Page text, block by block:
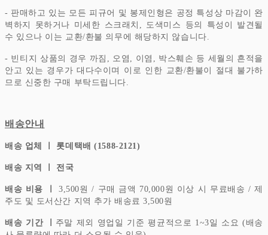
- 판매하고 있는 모든 피규어 및 봉제인형은 공정 특성상 마감이 완
벽하지 못하거나 미세한 스크래치, 도색미스 등의 특성이 발견될
수 있으나 이는 교환/환불 의무에 해당하지 않습니다.
- 빈티지 상품의 경우 까짐, 오염, 이염, 박스훼손 등 세월의 흔적을
안고 있는 경우가 대다수이며 이로 인한 교환/환불이 절대 불가하
므로 신중한 구매 부탁드립니다.
배송안내
배송 업체 ㅣ 롯데택배 (1588-2121)
배송 지역 ㅣ 전국
배송 비용 ㅣ3,500원 / 구매 금액 70,000원 이상 시 무료배송 / 제
주도 및 도서산간 지역 추가 배송료 3,500원
배송 기간 ㅣ 주말 제외 영업일 기준 평균적으로 1~3일 소요 (배송